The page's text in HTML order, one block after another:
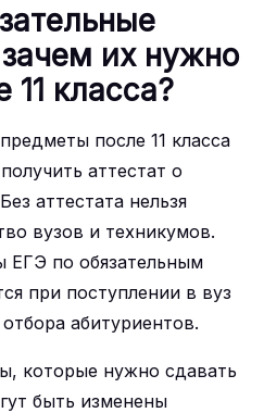
их нужно
11 класса?
после 11 класса
аттестат о
аттестата нельзя
вузов и техникумов.
ЕГЭ по обязательным
при поступлении в вуз
абитуриентов.
которые нужно сдавать
быть изменены